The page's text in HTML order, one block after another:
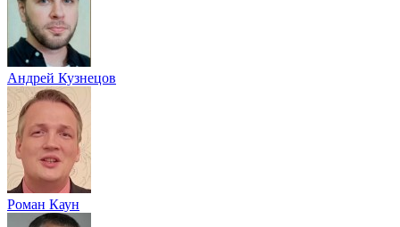
Андрей Кузнецов
Роман Каун